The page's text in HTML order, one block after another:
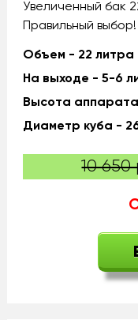
Увеличенный бак
Правильный выбор!
Объем - 22 литра
На выходе - 5-6
Высота
Диаметр куба -
10 650